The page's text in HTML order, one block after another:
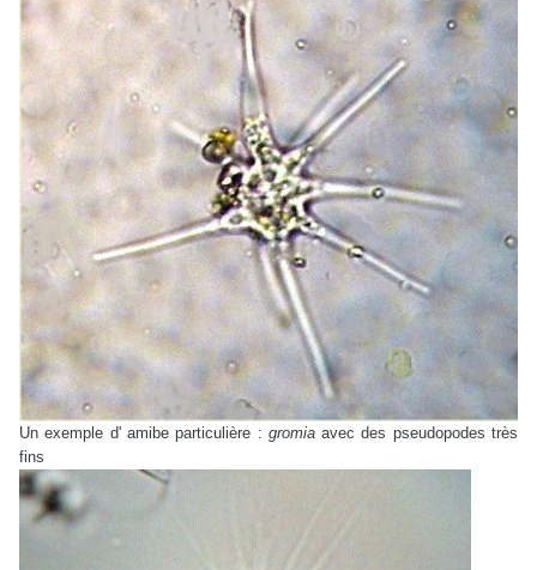
Un exemple d' amibe particulière : gromiaavec des pseudopodes très
fins